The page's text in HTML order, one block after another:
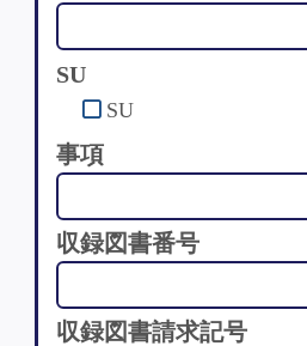
SU
SU
事項
収録図書番号
収録図書請求記号